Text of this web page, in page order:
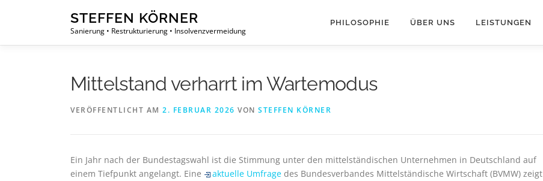
STEFFEN KÖRNER
Sanierung • Restrukturierung • Insolvenzvermeidung
PHILOSOPHIE ÜBER UNS LEISTUNGEN
Mittelstand verharrt im Wartemodus
VERÖFFENTLICHT AM 2. FEBRUAR 2026 VON STEFFEN KÖRNER
Ein Jahr nach der Bundestagswahl ist die Stimmung unter den mittelständischen Unternehmen in Deutschland auf
einem Tiefpunkt angelangt. Eine
aktuelle Umfrage des Bundesverbandes Mittelständische Wirtschaft (BVMW) zeigt